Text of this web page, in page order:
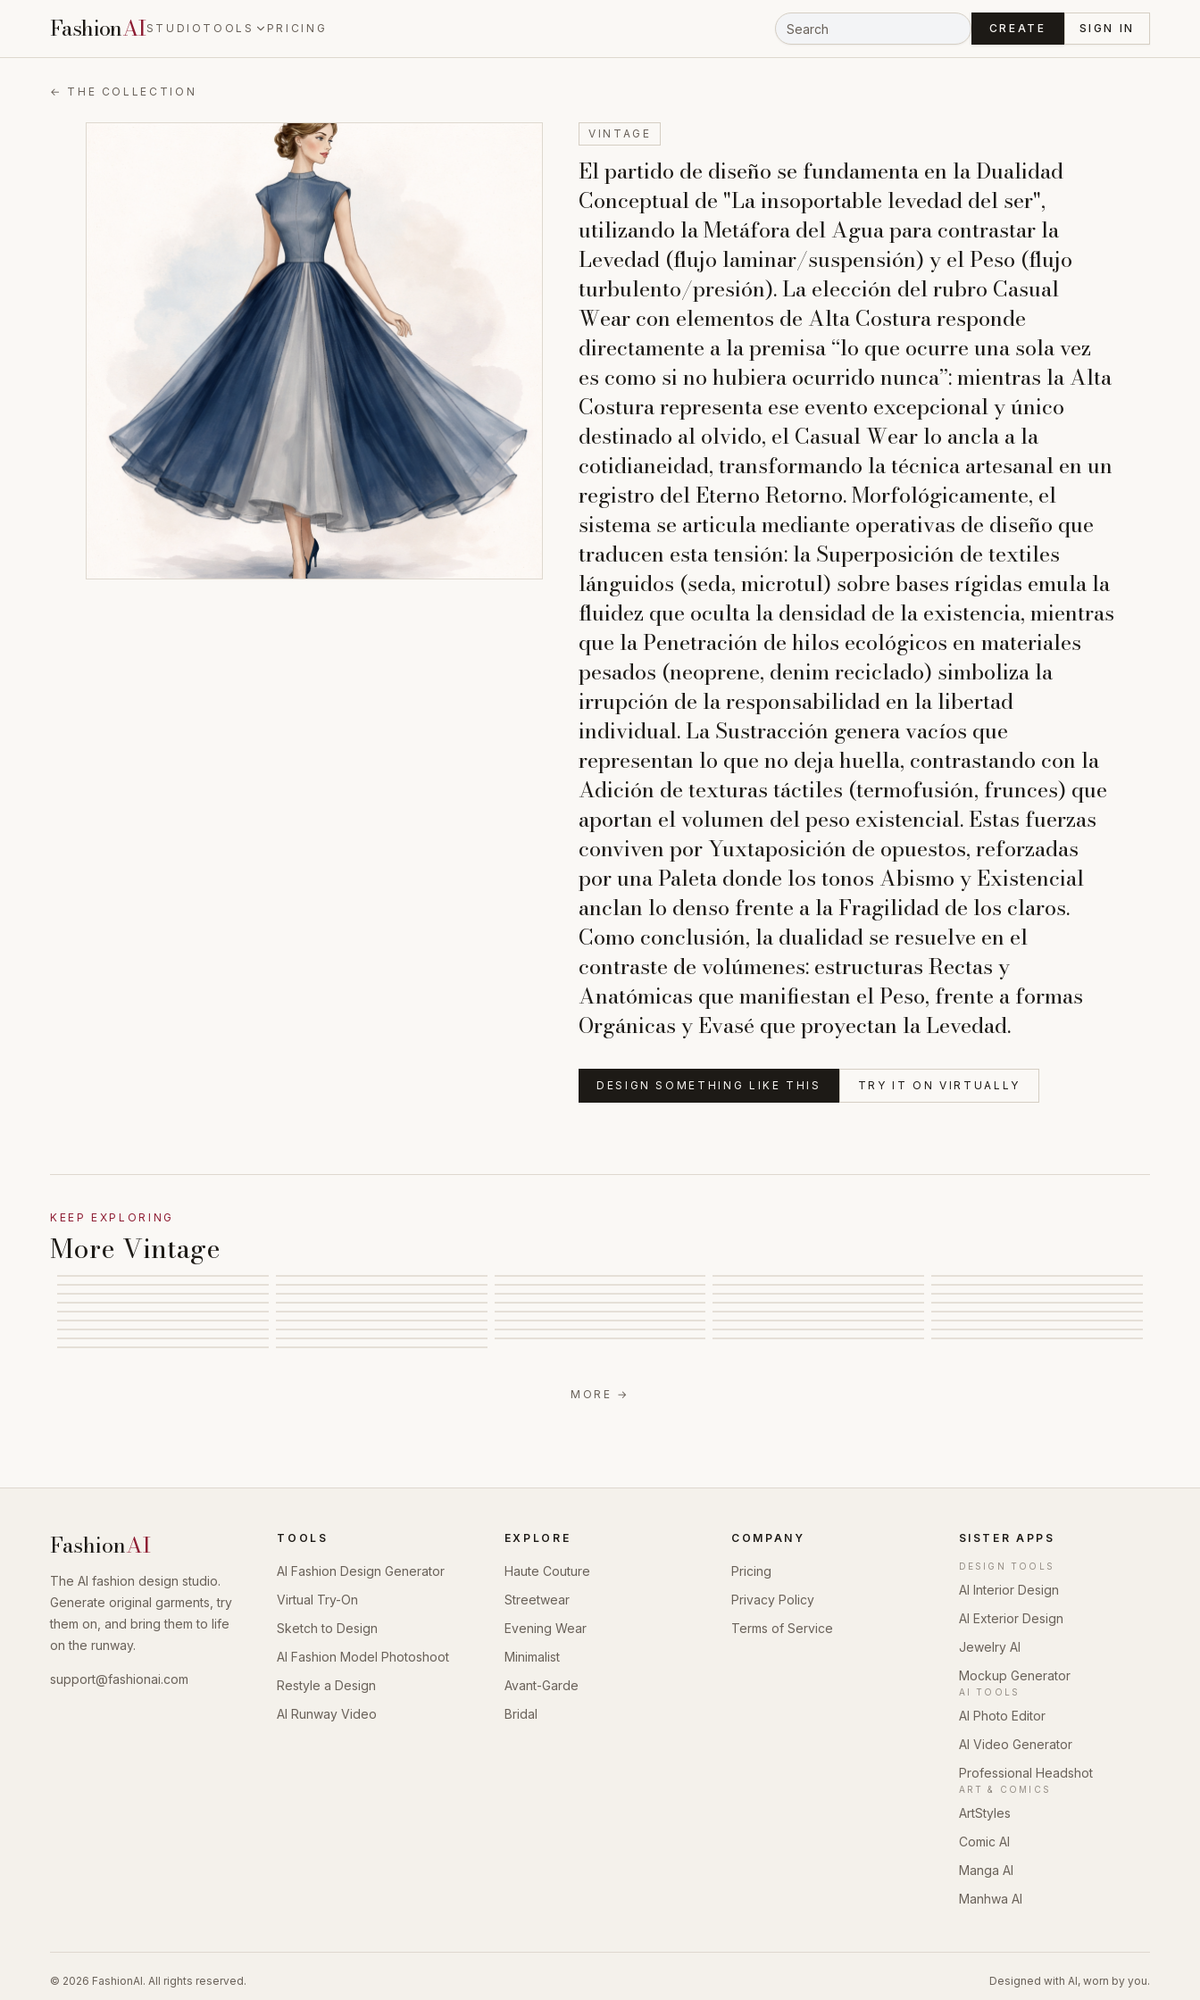
FashionAISTUDIO TOOLS PRICING CREATE SIGN IN
← THE COLLECTION
VINTAGE
El partido de diseño se fundamenta en la Dualidad
Conceptual de "La insoportable levedad del ser",
utilizando la Metáfora del Agua para contrastar la
Levedad (flujo laminar/suspensión) y el Peso (flujo
turbulento/presión). La elección del rubro Casual
Wear con elementos de Alta Costura responde
directamente a la premisa “lo que ocurre una sola vez
es como si no hubiera ocurrido nunca”: mientras la Alta
Costura representa ese evento excepcional y único
destinado al olvido, el Casual Wear lo ancla a la
cotidianeidad, transformando la técnica artesanal en un
registro del Eterno Retorno. Morfológicamente, el
sistema se articula mediante operativas de diseño que
traducen esta tensión: la Superposición de textiles
lánguidos (seda, microtul) sobre bases rígidas emula la
fluidez que oculta la densidad de la existencia, mientras
que la Penetración de hilos ecológicos en materiales
pesados (neoprene, denim reciclado) simboliza la
irrupción de la responsabilidad en la libertad
individual. La Sustracción genera vacíos que
representan lo que no deja huella, contrastando con la
Adición de texturas táctiles (termofusión, frunces) que
aportan el volumen del peso existencial. Estas fuerzas
conviven por Yuxtaposición de opuestos, reforzadas
por una Paleta donde los tonos Abismo y Existencial
anclan lo denso frente a la Fragilidad de los claros.
Como conclusión, la dualidad se resuelve en el
contraste de volúmenes: estructuras Rectas y
Anatómicas que manifiestan el Peso, frente a formas
Orgánicas y Evasé que proyectan la Levedad.
DESIGN SOMETHING LIKE THIS TRY IT ON VIRTUALLY
KEEP EXPLORING
More Vintage
MORE →
FashionAI
The AI fashion design studio.
Generate original garments, try
them on, and bring them to life
on the runway.
support@fashionai.com
TOOLS
AI Fashion Design Generator
Virtual Try-On
Sketch to Design
AI Fashion Model Photoshoot
Restyle a Design
AI Runway Video
EXPLORE
Haute Couture
Streetwear
Evening Wear
Minimalist
Avant-Garde
Bridal
COMPANY
Pricing
Privacy Policy
Terms of Service
SISTER APPS
DESIGN TOOLS
AI Interior Design
AI Exterior Design
Jewelry AI
Mockup Generator
AI TOOLS
AI Photo Editor
AI Video Generator
Professional Headshot
ART & COMICS
ArtStyles
Comic AI
Manga AI
Manhwa AI
© 2026 FashionAI. All rights reserved. Designed with AI, worn by you.